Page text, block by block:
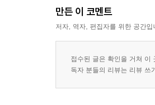
<第4章> 두 번째 만남 ― 얼마
<第5章> 네 말이 옳다 ―두 번
<第6章> 수상한 ― 잘못하면
<第8章> 빛나는 - 보통이 넘
<第9章> 불공평한 ― 보고 싶
만든 이 코멘트
저자, 역자, 편집자를 위한 공간
접수된 글은 확인을 거쳐 이
독자 분들의 리뷰는 리뷰 쓰